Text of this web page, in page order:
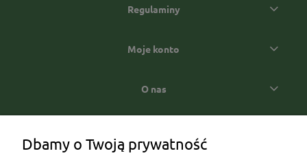
Regulaminy
Moje konto
O nas
Dbamy o Twoją prywatność